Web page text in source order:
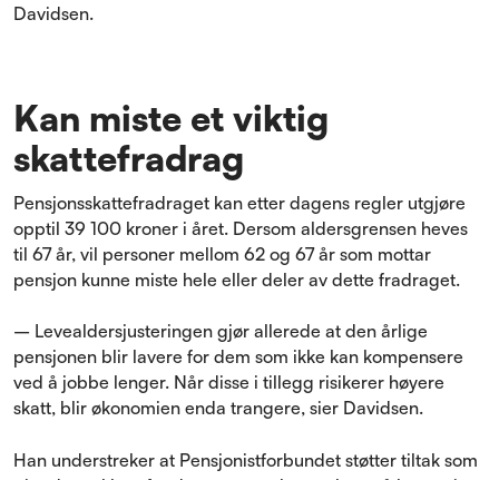
Davidsen.
Kan miste et viktig
skattefradrag
Pensjonsskattefradraget kan etter dagens regler utgjøre
opptil 39 100 kroner i året. Dersom aldersgrensen heves
til 67 år, vil personer mellom 62 og 67 år som mottar
pensjon kunne miste hele eller deler av dette fradraget.
– Levealdersjusteringen gjør allerede at den årlige
pensjonen blir lavere for dem som ikke kan kompensere
ved å jobbe lenger. Når disse i tillegg risikerer høyere
skatt, blir økonomien enda trangere, sier Davidsen.
Han understreker at Pensjonistforbundet støtter tiltak som